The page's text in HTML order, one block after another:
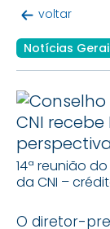
voltar
Notícias
14ª reunião
da CNI –
O diretor-